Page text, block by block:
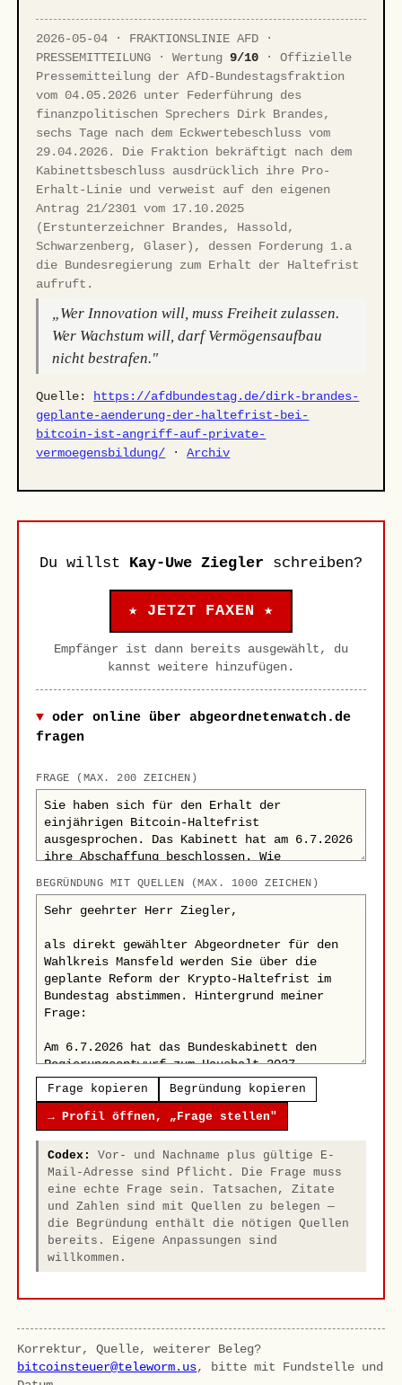
2026-05-04 · FRAKTIONSLINIE AFD ·
PRESSEMITTEILUNG · Wertung9/10 · Offizielle
Pressemitteilung der AfD-Bundestagsfraktion
vom 04.05.2026 unter Federführung des
finanzpolitischen Sprechers Dirk Brandes,
sechs Tage nach dem Eckwertebeschluss vom
29.04.2026. Die Fraktion bekräftigt nach dem
Kabinettsbeschluss ausdrücklich ihre Pro-
Erhalt-Linie und verweist auf den eigenen
Antrag 21/2301 vom 17.10.2025
(Erstunterzeichner Brandes, Hassold,
Schwarzenberg, Glaser), dessen Forderung 1.a
die Bundesregierung zum Erhalt der Haltefrist
aufruft.
„Wer Innovation will, muss Freiheit zulassen.
Wer Wachstum will, darf Vermögensaufbau
nicht bestrafen."
Quelle:
https://afdbundestag.de/dirk-brandes-
geplante-aenderung-der-haltefrist-bei-
bitcoin-ist-angriff-auf-private-
vermoegensbildung/ ·Archiv
Du willst Kay-Uwe Ziegler schreiben?
★ JETZT FAXEN ★
Empfänger ist dann bereits ausgewählt, du
kannst weitere hinzufügen.
oder online über abgeordnetenwatch.de
fragen
FRAGE (MAX. 200 ZEICHEN)
BEGRÜNDUNG MIT QUELLEN (MAX. 1000 ZEICHEN)
Frage kopieren Begründung kopieren
→ Profil öffnen, „Frage stellen"
Codex:
Vor- und Nachname plus gültige E-
Mail-Adresse sind Pflicht. Die Frage muss
eine echte Frage sein. Tatsachen, Zitate
und Zahlen sind mit Quellen zu belegen —
die Begründung enthält die nötigen Quellen
bereits. Eigene Anpassungen sind
willkommen.
Korrektur, Quelle, weiterer Beleg?
bitcoinsteuer@teleworm.us, bitte mit Fundstelle und